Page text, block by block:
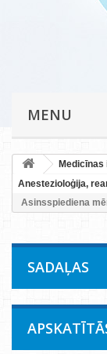
MENU
Anestezioloģija,
Asinsspiediena
SADAĻAS